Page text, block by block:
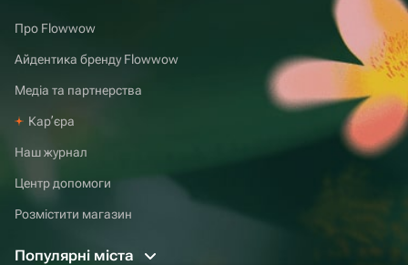
Про Flowwow
Айдентика бренду Flowwow
Медіа та партнерства
Карʼєра
Наш журнал
Центр допомоги
Розмістити магазин
Популярні міста